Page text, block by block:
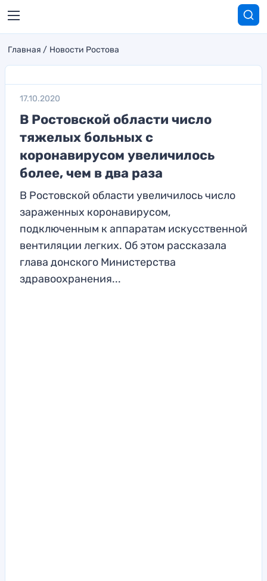
Главная Новости Ростова
17.10.2020
В Ростовской области число
тяжелых больных с
коронавирусом увеличилось
более, чем в два раза
В Ростовской области увеличилось число
зараженных коронавирусом,
подключенным к аппаратам искусственной
вентиляции легких. Об этом рассказала
глава донского Министерства
здравоохранения...